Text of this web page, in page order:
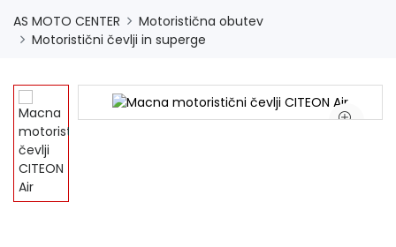
AS MOTO CENTER
Motoristična obutev
Motoristični čevlji in superge